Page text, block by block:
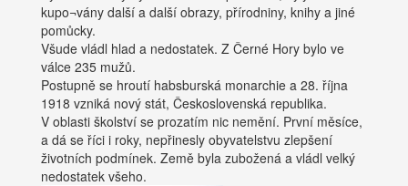
kupo¬vány další a další obrazy, přírodniny, knihy a jiné
pomůcky.
Všude vládl hlad a nedostatek. Z Černé Hory bylo ve
válce 235 mužů.
Postupně se hroutí habsburská monarchie a 28. října
1918 vzniká nový stát, Československá republika.
V oblasti školství se prozatím nic nemění. První měsíce,
a dá se říci i roky, nepřinesly obyvatelstvu zlepšení
životních podmínek. Země byla zubožená a vládl velký
nedostatek všeho.